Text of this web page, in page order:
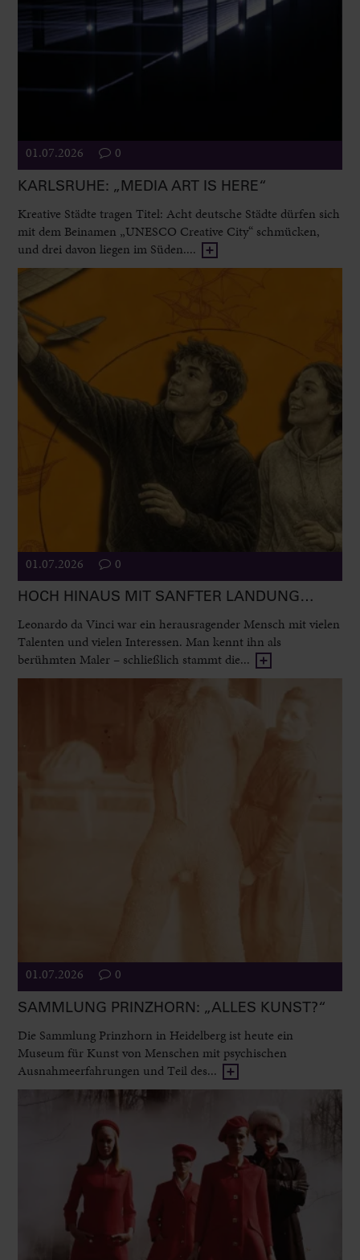
01.07.2026 0
KARLSRUHE: „MEDIA ART IS HERE“
Kreative Städte tragen Titel: Acht deutsche Städte dürfen sich
mit dem Beinamen „UNESCO Creative City“ schmücken,
und drei davon liegen im Süden....
01.07.2026 0
HOCH HINAUS MIT SANFTER LANDUNG…
Leonardo da Vinci war ein herausragender Mensch mit vielen
Talenten und vielen Interessen. Man kennt ihn als
berühmten Maler – schließlich stammt die...
01.07.2026 0
SAMMLUNG PRINZHORN: „ALLES KUNST?“
Die Sammlung Prinzhorn in Heidelberg ist heute ein
Museum für Kunst von Menschen mit psychischen
Ausnahmeerfahrungen und Teil des...